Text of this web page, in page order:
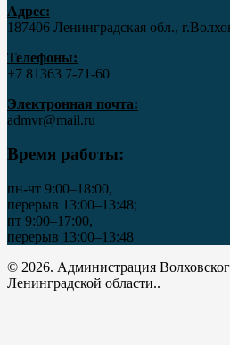
Адрес:
187406 Ленинградская обл.,
Телефоны:
+7 81363 7‑71-60
Электронная почта:
admvr@mail.ru
Время работы:
пн-чт 9:00–18:00,
перерыв 13:00–13:48;
пт 9:00–17:00,
перерыв 13:00–13:48
© 2026. Администрация
Ленинградской области..